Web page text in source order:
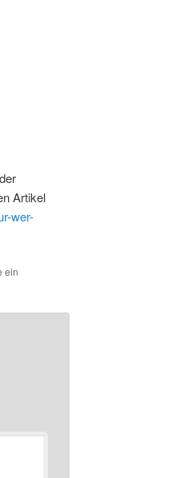
Artikel
wer-
ein